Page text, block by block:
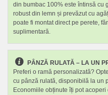
din bumbac 100% este întinsă cu
robust din lemn și prevăzut cu
poate fi montat direct pe perete,
suplimentară.
PÂNZĂ RULATĂ – LA UN
Preferi o ramă personalizată?
cu pânză rulată, disponibilă la un
Economiile obținute îți pot